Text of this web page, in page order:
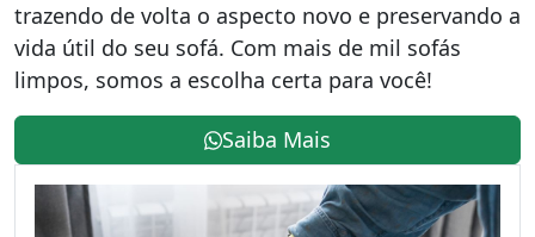
trazendo de volta o aspecto novo e preservando a
vida útil do seu sofá. Com mais de mil sofás
limpos, somos a escolha certa para você!
Saiba Mais